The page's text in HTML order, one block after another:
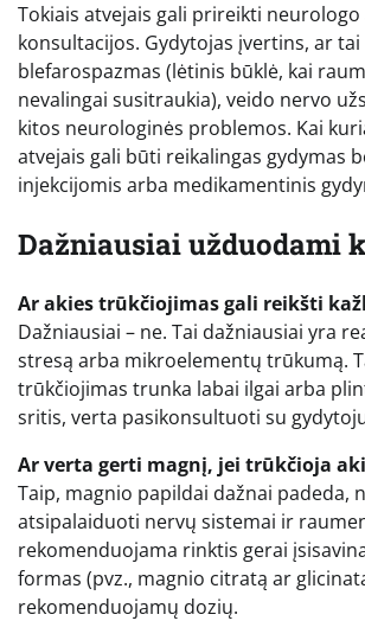
Tokiais atvejais gali prireikti
konsultacijos. Gydytojas įvertins, ar tai
blefarospazmas (lėtinis būklė, kai
nevalingai susitraukia), veido nervo
kitos neurologinės problemos. Kai
atvejais gali būti reikalingas gydymas
injekcijomis arba medikamentinis
Dažniausiai užduodami
Ar akies trūkčiojimas gali reikšti
Dažniausiai – ne. Tai dažniausiai yra
stresą arba mikroelementų trūkumą.
trūkčiojimas trunka labai ilgai arba
sritis, verta pasikonsultuoti su
Ar verta gerti magnį, jei trūkčioja
Taip, magnio papildai dažnai padeda,
atsipalaiduoti nervų sistemai ir
rekomenduojama rinktis gerai
formas (pvz., magnio citratą ar
rekomenduojamų dozių.